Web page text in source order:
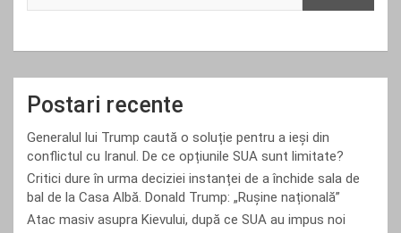
Postari recente
Generalul lui Trump caută o soluție pentru a ieși din
conflictul cu Iranul. De ce opțiunile SUA sunt limitate?
Critici dure în urma deciziei instanței de a închide sala de
bal de la Casa Albă. Donald Trump: „Rușine națională”
Atac masiv asupra Kievului, după ce SUA au impus noi